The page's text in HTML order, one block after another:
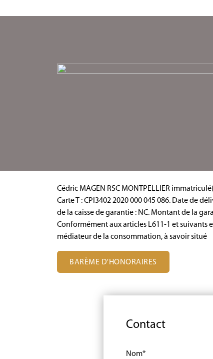
Cédric MAGEN RSC MONTPELLIER
Carte T : CPI3402 2020 000 045 086. Date de
de la caisse de garantie : NC. Montant de la
Conformément aux articles L611-1 et suivants
médiateur de la consommation, à savoir situé
BARÈME D'HONORAIRES
Contact
Nom*